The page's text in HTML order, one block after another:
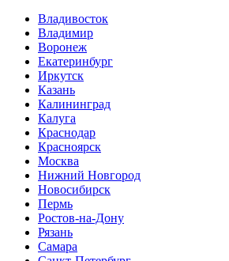
Владивосток
Владимир
Воронеж
Екатеринбург
Иркутск
Казань
Калининград
Калуга
Краснодар
Красноярск
Москва
Нижний Новгород
Новосибирск
Пермь
Ростов-на-Дону
Рязань
Самара